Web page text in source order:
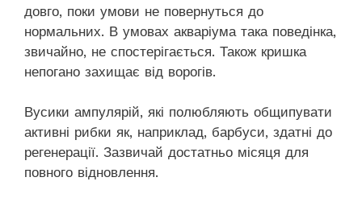
довго, поки умови не повернуться до
нормальних. В умовах акваріума така поведінка,
звичайно, не спостерігається. Також кришка
непогано захищає від ворогів.
Вусики ампулярій, які полюбляють общипувати
активні рибки як, наприклад, барбуси, здатні до
регенерації. Зазвичай достатньо місяця для
повного відновлення.